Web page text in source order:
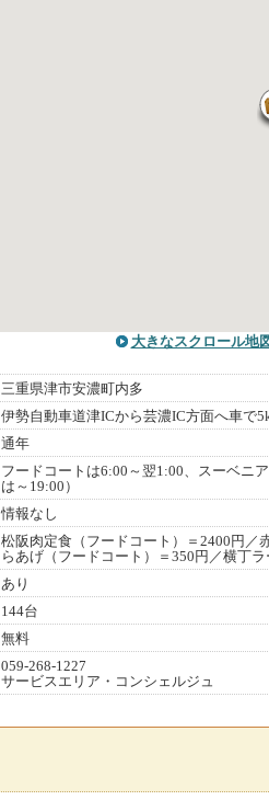
大きなスクロール地
三重県津市安濃町内多
伊勢自動車道津ICから芸濃IC方面へ車で
通年
フードコートは6:00～翌1:00、スーベニ
は～19:00）
情報なし
松阪肉定食（フードコート）＝2400円／
らあげ（フードコート）＝350円／横丁
あり
144台
無料
059-268-1227
サービスエリア・コンシェルジュ